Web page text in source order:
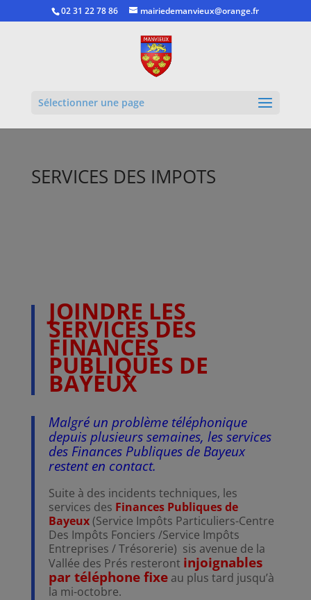
02 31 22 78 86 mairiedemanvieux@orange.fr
Sélectionner une page
SERVICES DES IMPOTS
JOINDRE LES
SERVICES DES
FINANCES
PUBLIQUES DE
BAYEUX
Malgré un problème téléphonique
depuis plusieurs semaines, les services
des Finances Publiques de Bayeux
restent en contact.
Suite à des incidents techniques, les
services des Finances Publiques de
Bayeux(Service Impôts Particuliers-Centre
Des Impôts Fonciers /Service Impôts
Entreprises / Trésorerie) sis avenue de la
Vallée des Prés resteront injoignables
par téléphone fixeau plus tard jusqu’à
la mi-octobre.